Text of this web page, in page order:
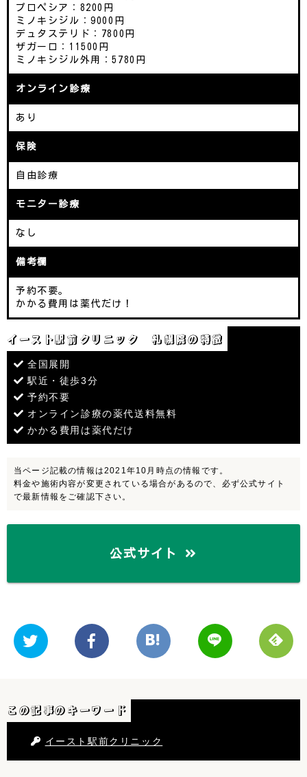
プロペシア：8200円
ミノキシジル：9000円
デュタステリド：7800円
ザガーロ：11500円
ミノキシジル外用：5780円
オンライン診療
あり
保険
自由診療
モニター診療
なし
備考欄
予約不要。
かかる費用は薬代だけ！
イースト駅前クリニック 札幌院の特徴
全国展開
駅近・徒歩3分
予約不要
オンライン診療の薬代送料無料
かかる費用は薬代だけ
当ページ記載の情報は2021年10月時点の情報です。
料金や施術内容が変更されている場合があるので、必ず公式サイト
で最新情報をご確認下さい。
公式サイト
この記事のキーワード
イースト駅前クリニック